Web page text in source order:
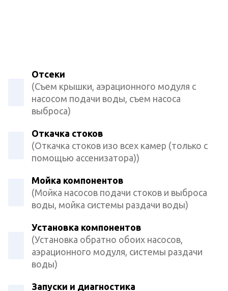
Отсеки
(Съем крышки, аэрационного модуля с
насосом подачи воды, съем насоса
выброса)
Откачка стоков
(Откачка стоков изо всех камер (только с
помощью ассенизатора))
Мойка компонентов
(Мойка насосов подачи стоков и выброса
воды, мойка системы раздачи воды)
Установка компонентов
(Установка обратно обоих насосов,
аэрационного модуля, системы раздачи
воды)
Запуски и диагностика